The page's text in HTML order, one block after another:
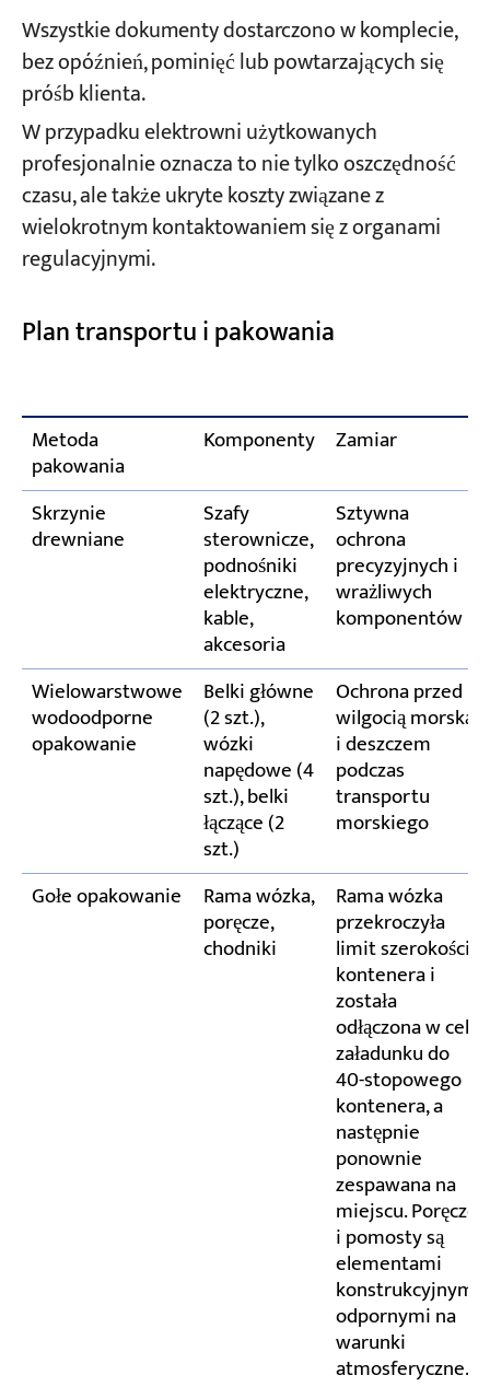
Wszystkie dokumenty dostarczono w komplecie,
bez opóźnień, pominięć lub powtarzających się
próśb klienta.
W przypadku elektrowni użytkowanych
profesjonalnie oznacza to nie tylko oszczędność
czasu, ale także ukryte koszty związane z
wielokrotnym kontaktowaniem się z organami
regulacyjnymi.
Plan transportu i pakowania
Metoda
pakowania
Komponenty Zamiar
Skrzynie
drewniane
Szafy
sterownicze,
podnośniki
elektryczne,
kable,
akcesoria
Sztywna
ochrona
precyzyjnych i
wrażliwych
komponentów
Wielowarstwowe
wodoodporne
opakowanie
Belki główne
(2 szt.),
wózki
napędowe (4
szt.), belki
łączące (2
szt.)
Ochrona przed
wilgocią morską
i deszczem
podczas
transportu
morskiego
Gołe opakowanie Rama wózka,
poręcze,
chodniki
Rama wózka
przekroczyła
limit szerokości
kontenera i
została
odłączona w celu
załadunku do
40-stopowego
kontenera, a
następnie
ponownie
zespawana na
miejscu. Poręcze
i pomosty są
elementami
konstrukcyjnymi
odpornymi na
warunki
atmosferyczne.